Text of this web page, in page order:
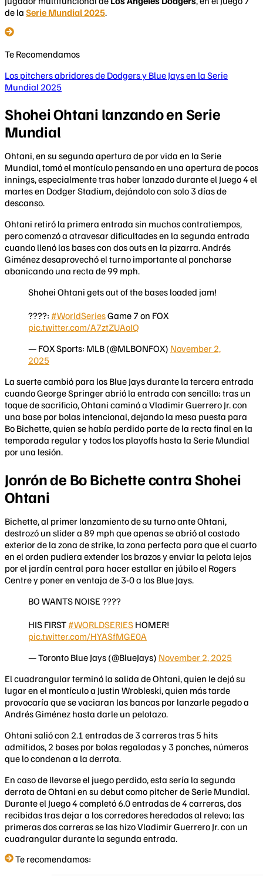
de la Serie Mundial 2025.
Te Recomendamos
Los pitchers abridores de Dodgers y Blue Jays en la Serie
Mundial 2025
Shohei Ohtani lanzando en Serie
Mundial
Ohtani, en su segunda apertura de por vida en la Serie
Mundial, tomó el montículo pensando en una apertura de pocos
innings, especialmente tras haber lanzado durante el Juego 4 el
martes en Dodger Stadium, dejándolo con solo 3 días de
descanso.
Ohtani retiró la primera entrada sin muchos contratiempos,
pero comenzó a atravesar dificultades en la segunda entrada
cuando llenó las bases con dos outs en la pizarra. Andrés
Giménez desaprovechó el turno importante al poncharse
abanicando una recta de 99 mph.
Shohei Ohtani gets out of the bases loaded jam!
????: #WorldSeriesGame 7 on FOX
pic.twitter.com/A7ztZUAoIQ
— FOX Sports: MLB (@MLBONFOX) November 2,
2025
La suerte cambió para los Blue Jays durante la tercera entrada
cuando George Springer abrió la entrada con sencillo; tras un
toque de sacrificio, Ohtani caminó a Vladimir Guerrero Jr. con
una base por bolas intencional, dejando la mesa puesta para
Bo Bichette, quien se había perdido parte de la recta final en la
temporada regular y todos los playoffs hasta la Serie Mundial
por una lesión.
Jonrón de Bo Bichette contra Shohei
Ohtani
Bichette, al primer lanzamiento de su turno ante Ohtani,
destrozó un slider a 89 mph que apenas se abrió al costado
exterior de la zona de strike, la zona perfecta para que el cuarto
en el orden pudiera extender los brazos y enviar la pelota lejos
por el jardín central para hacer estallar en júbilo el Rogers
Centre y poner en ventaja de 3-0 a los Blue Jays.
BO WANTS NOISE ????️
HIS FIRST #WORLDSERIES HOMER!
pic.twitter.com/HYASfMGE0A
— Toronto Blue Jays (@BlueJays) November 2, 2025
El cuadrangular terminó la salida de Ohtani, quien le dejó su
lugar en el montículo a Justin Wrobleski, quien más tarde
provocaría que se vaciaran las bancas por lanzarle pegado a
Andrés Giménez hasta darle un pelotazo.
Ohtani salió con 2.1 entradas de 3 carreras tras 5 hits
admitidos, 2 bases por bolas regaladas y 3 ponches, números
que lo condenan a la derrota.
En caso de llevarse el juego perdido, esta sería la segunda
derrota de Ohtani en su debut como pitcher de Serie Mundial.
Durante el Juego 4 completó 6.0 entradas de 4 carreras, dos
recibidas tras dejar a los corredores heredados al relevo; las
primeras dos carreras se las hizo Vladimir Guerrero Jr. con un
cuadrangular durante la segunda entrada.
Te recomendamos: